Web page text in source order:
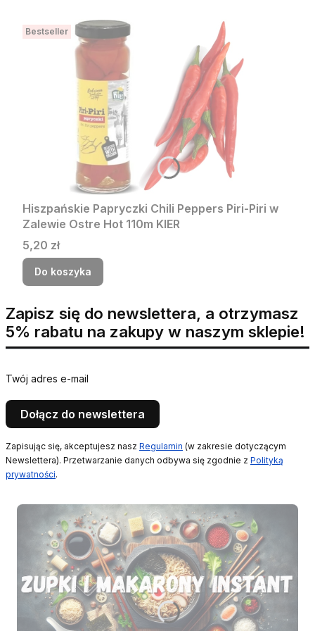
Bestseller
Hiszpańskie Papryczki Chili Peppers Piri-Piri w
Zalewie Ostre Hot 110m KIER
Cena
5,20 zł
Do koszyka
Zapisz się do newslettera, a otrzymasz
5% rabatu na zakupy w naszym sklepie!
Twój adres e-mail
Dołącz do newslettera
Zapisując się, akceptujesz nasz Regulamin (w zakresie dotyczącym
Newslettera). Przetwarzanie danych odbywa się zgodnie z Polityką
prywatności.